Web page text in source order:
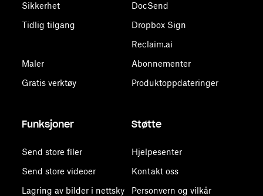
Sikkerhet
Tidlig tilgang
Maler
Gratis verktøy
DocSend
Dropbox Sign
Reclaim.ai
Abonnementer
Produktoppdateringer
Funksjoner
Send store filer
Send store videoer
Lagring av bilder i nettsky
Støtte
Hjelpesenter
Kontakt oss
Personvern og vilkår